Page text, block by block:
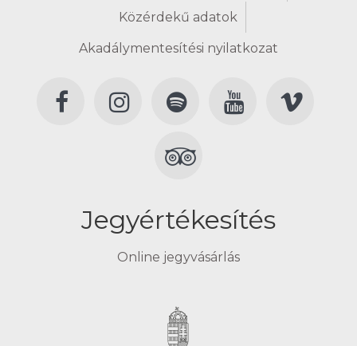
Közérdekű adatok
Akadálymentesítési nyilatkozat
Jegyértékesítés
Online jegyvásárlás